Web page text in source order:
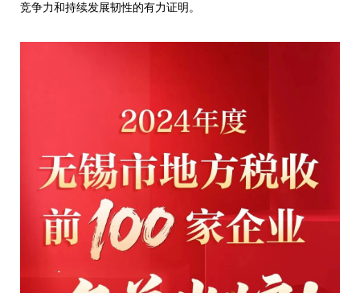
竞争力和持续发展韧性的有力证明。